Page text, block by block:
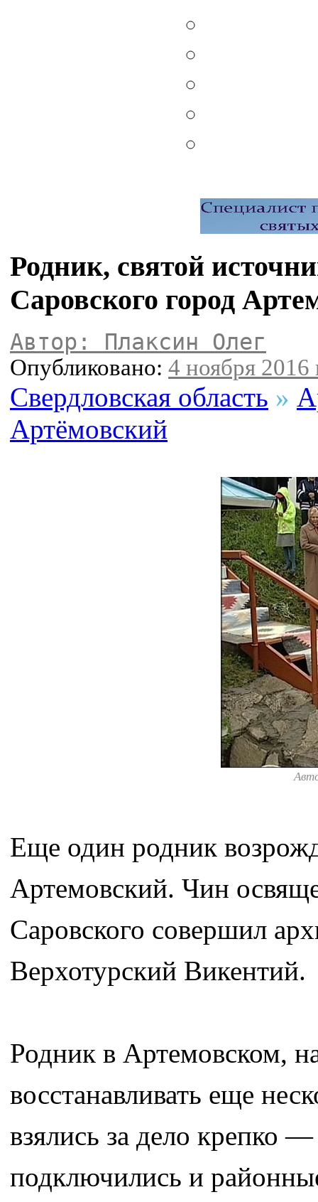
Родник, святой
Саровского город
Автор: Плаксин Олег
Опубликовано: 4 ноября 2016
Свердловская область »
Артёмовский
Еще один родник
Артемовский. Чин
Саровского совершил
Верхотурский Викентий.
Родник в Артемовском,
восстанавливать еще
взялись за дело крепко
подключились и